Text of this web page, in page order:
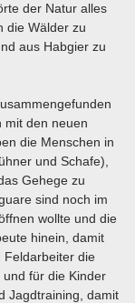
der Natur alles
die Wälder zu
aus Habgier zu
mit den neuen
die Menschen in
und Schafe),
Gehege zu
sind noch im
wollte und die
hinein, damit
Feldarbeiter die
für die Kinder
Jagdtraining, damit